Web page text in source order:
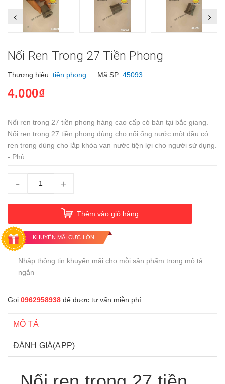
Nối Ren Trong 27 Tiền Phong
Thương hiệu: tiền phong Mã SP: 45093
4.000₫
Nối ren trong 27 tiền phong hàng cao cấp có bán tại bắc giang.
Nối ren trong 27 tiền phong dùng cho nối ống nước một đầu có
ren trong dùng cho lắp khóa van nước tiện lợi cho người sử dụng.
- Phù...
- +
Thêm vào giỏ hàng
KHUYẾN MÃI CỰC LỚN
Nhập thông tin khuyến mãi cho mỗi sản phẩm trong mô tả
ngắn
Gọi 0962958938 để được tư vấn miễn phí
MÔ TẢ
ĐÁNH GIÁ(APP)